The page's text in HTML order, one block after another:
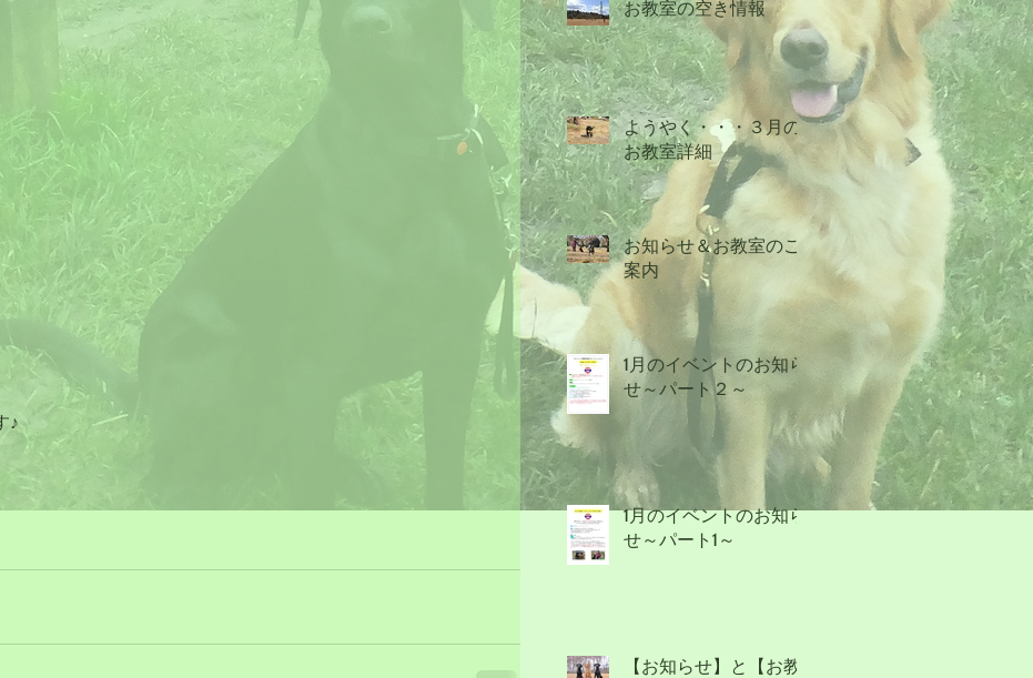
♪
お教室の空き情報
ようやく・・・３月の
お教室詳細
お知らせ＆お教室のご
案内
1月のイベントのお知ら
せ～パート２～
1月のイベントのお知ら
せ～パート1～
【お知らせ】と【お教